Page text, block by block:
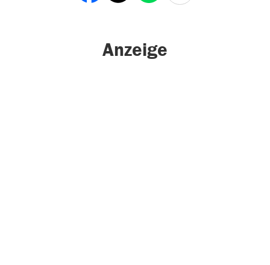
Anzeige